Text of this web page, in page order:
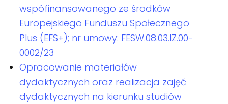
wspófinansowanego ze środków
Europejskiego Funduszu Społecznego
Plus (EFS+); nr umowy: FESW.08.03.IZ.00-
0002/23
Opracowanie materiałów
dydaktycznych oraz realizacja zajęć
dydaktycznych na kierunku studiów